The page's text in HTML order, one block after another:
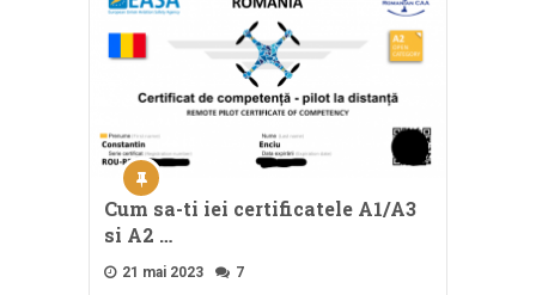
Cum sa-ti iei certificatele A1/A3
si A2 …
21 mai 2023 7